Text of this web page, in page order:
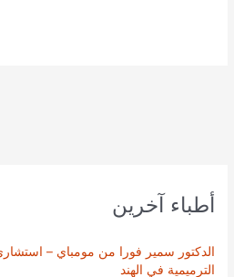
أطباء آخرين
الدكتور سمير فورا من مومباي –
الترميمية في الهند